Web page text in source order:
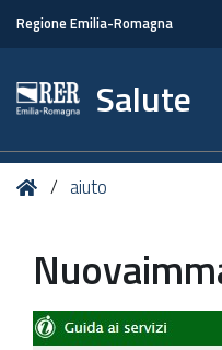
Regione Emilia-Romagna
Salute
Tu Home
aiuto